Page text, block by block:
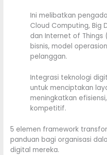
Ini melibatkan
Cloud Computing, Big
dan Internet of Things
bisnis, model
pelanggan.
Integrasi teknologi
untuk menciptakan
meningkatkan
kompetitif.
5 elemen framework
panduan bagi organisasi
digital mereka.